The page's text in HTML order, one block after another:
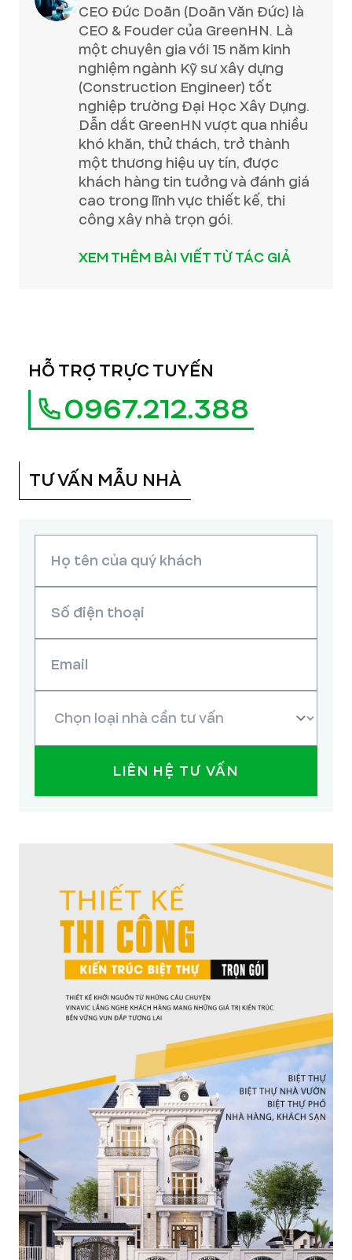
CEO Đức Doãn (Doãn Văn Đức) là
CEO & Fouder của GreenHN. Là
một chuyên gia với 15 năm kinh
nghiệm ngành Kỹ sư xây dựng
(Construction Engineer) tốt
nghiệp trường Đại Học Xây Dựng.
Dẫn dắt GreenHN vượt qua nhiều
khó khăn, thử thách, trở thành
một thương hiệu uy tín, được
khách hàng tin tưởng và đánh giá
cao trong lĩnh vực thiết kế, thi
công xây nhà trọn gói.
XEM THÊM BÀI VIẾT TỪ TÁC GIẢ
HỖ TRỢ TRỰC TUYẾN
0967.212.388
TƯ VẤN MẪU NHÀ
LIÊN HỆ TƯ VẤN